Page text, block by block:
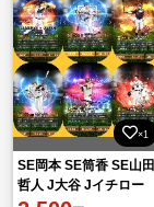
×1
SE岡本 SE筒香 SE山田
哲人 J大谷 Jイチロー